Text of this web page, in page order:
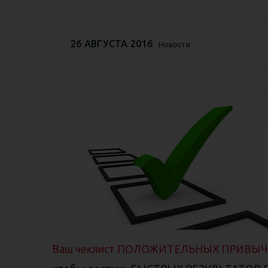
Новости
26 АВГУСТА 2016
Ваш чеклист ПОЛОЖИТЕЛЬНЫХ